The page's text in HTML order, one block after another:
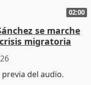
02:00
se marche
migratoria